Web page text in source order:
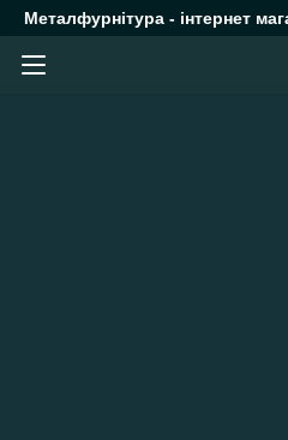
Металфурнітура - інтернет